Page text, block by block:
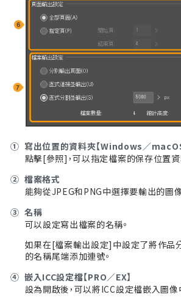
① 寫出位置的資料夾【Windows／macOS
點擊[參照]，可以指定檔案的保存位置資
② 檔案格式
能夠從JPEG和PNG中選擇要輸出的圖
③ 名稱
可以設定寫出檔案的名稱。
如果在[檔案輸出設定]中設定了將作品
的名稱尾端添加連號。
④ 嵌入ICC設定檔【PRO／EX】
設為開啟後，可以將ICC設定檔嵌入圖像